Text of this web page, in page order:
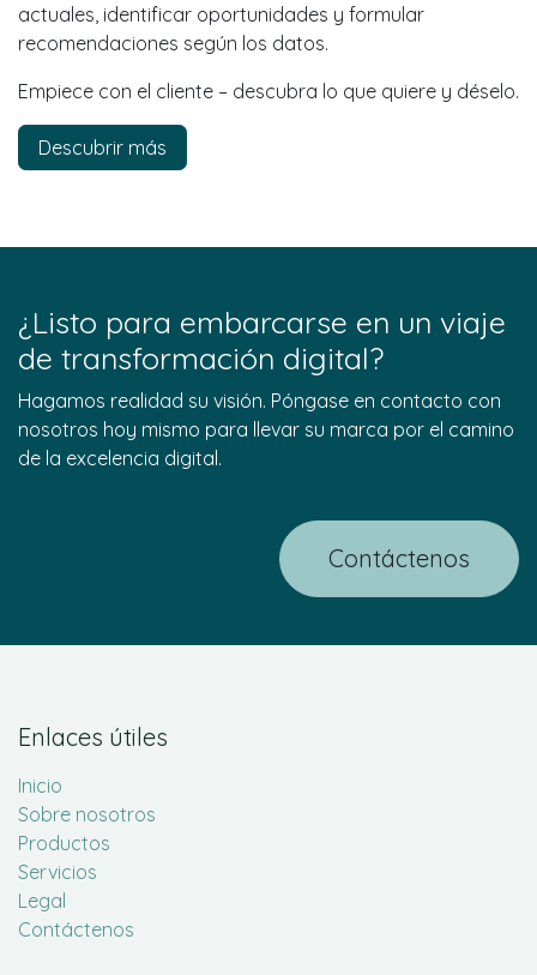
actuales, identificar oportunidades y formular
recomendaciones según los datos.
Empiece con el cliente – descubra lo que quiere y déselo.
Descubrir más
¿Listo para embarcarse en un viaje
de transformación digital?
Hagamos realidad su visión. Póngase en contacto con
nosotros hoy mismo para llevar su marca por el camino
de la excelencia digital.
Contáctenos
Enlaces útiles
Inicio
Sobre nosotros
Productos
Servicios
Legal
Contáctenos